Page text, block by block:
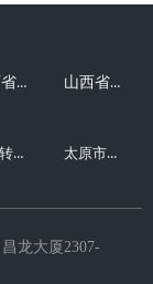
山西省工业和信息化厅 山西省生态环境厅
山西转型综改示范区管委会 太原市工业和信息化局
龙大厦2307-